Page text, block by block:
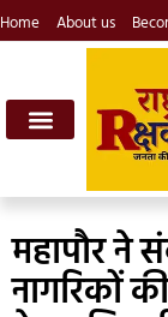
Home About us
महापौर ने
नागरिकों